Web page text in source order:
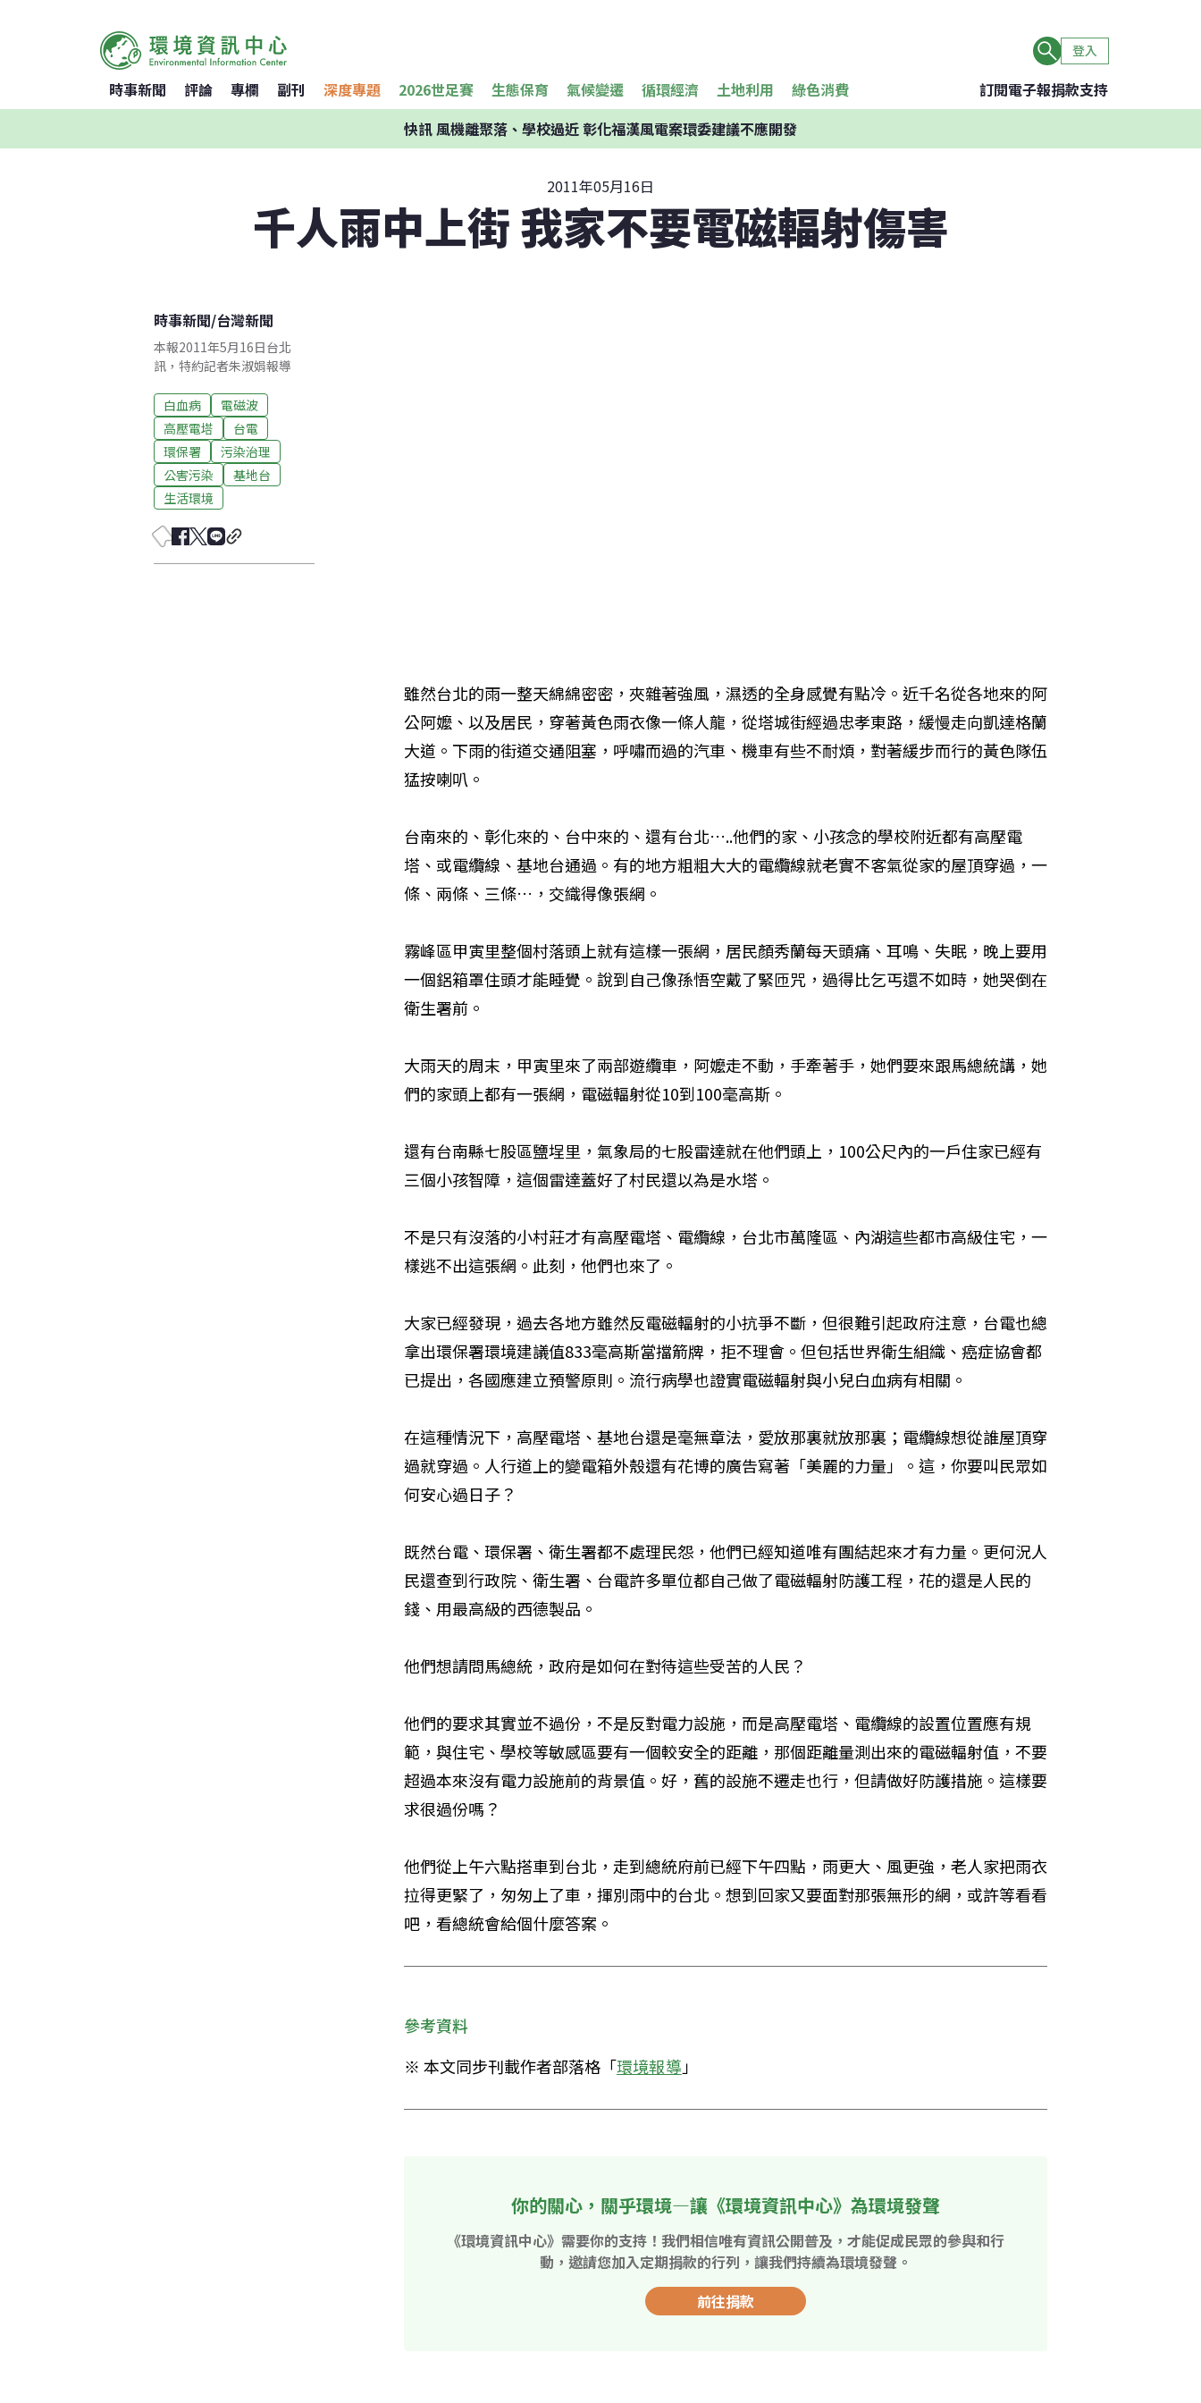
登入
時事新聞 評論 專欄 副刊 深度專題 2026世足賽 生態保育 氣候變遷 循環經濟 土地利用 綠色消費 訂閱電子報捐款支持
快訊風機離聚落、學校過近 彰化福漢風電案環委建議不應開發
2011年05月16日
千人雨中上街 我家不要電磁輻射傷害
時事新聞/台灣新聞
本報2011年5月16日台北
訊，特約記者朱淑娟報導
白血病
電磁波
高壓電塔
台電
環保署
污染治理
公害污染
基地台
生活環境
雖然台北的雨一整天綿綿密密，夾雜著強風，濕透的全身感覺有點冷。近千名從各地來的阿
公阿嬤、以及居民，穿著黃色雨衣像一條人龍，從塔城街經過忠孝東路，緩慢走向凱達格蘭
大道。下雨的街道交通阻塞，呼嘯而過的汽車、機車有些不耐煩，對著緩步而行的黃色隊伍
猛按喇叭。
台南來的、彰化來的、台中來的、還有台北…..他們的家、小孩念的學校附近都有高壓電
塔、或電纜線、基地台通過。有的地方粗粗大大的電纜線就老實不客氣從家的屋頂穿過，一
條、兩條、三條…，交織得像張網。
霧峰區甲寅里整個村落頭上就有這樣一張網，居民顏秀蘭每天頭痛、耳鳴、失眠，晚上要用
一個鋁箱罩住頭才能睡覺。說到自己像孫悟空戴了緊匝咒，過得比乞丐還不如時，她哭倒在
衛生署前。
大雨天的周末，甲寅里來了兩部遊纜車，阿嬤走不動，手牽著手，她們要來跟馬總統講，她
們的家頭上都有一張網，電磁輻射從10到100毫高斯。
還有台南縣七股區鹽埕里，氣象局的七股雷達就在他們頭上，100公尺內的一戶住家已經有
三個小孩智障，這個雷達蓋好了村民還以為是水塔。
不是只有沒落的小村莊才有高壓電塔、電纜線，台北市萬隆區、內湖這些都市高級住宅，一
樣逃不出這張網。此刻，他們也來了。
大家已經發現，過去各地方雖然反電磁輻射的小抗爭不斷，但很難引起政府注意，台電也總
拿出環保署環境建議值833毫高斯當擋箭牌，拒不理會。但包括世界衛生組織、癌症協會都
已提出，各國應建立預警原則。流行病學也證實電磁輻射與小兒白血病有相關。
在這種情況下，高壓電塔、基地台還是毫無章法，愛放那裏就放那裏；電纜線想從誰屋頂穿
過就穿過。人行道上的變電箱外殼還有花博的廣告寫著「美麗的力量」。這，你要叫民眾如
何安心過日子？
既然台電、環保署、衛生署都不處理民怨，他們已經知道唯有團結起來才有力量。更何況人
民還查到行政院、衛生署、台電許多單位都自己做了電磁輻射防護工程，花的還是人民的
錢、用最高級的西德製品。
他們想請問馬總統，政府是如何在對待這些受苦的人民？
他們的要求其實並不過份，不是反對電力設施，而是高壓電塔、電纜線的設置位置應有規
範，與住宅、學校等敏感區要有一個較安全的距離，那個距離量測出來的電磁輻射值，不要
超過本來沒有電力設施前的背景值。好，舊的設施不遷走也行，但請做好防護措施。這樣要
求很過份嗎？
他們從上午六點搭車到台北，走到總統府前已經下午四點，雨更大、風更強，老人家把雨衣
拉得更緊了，匆匆上了車，揮別雨中的台北。想到回家又要面對那張無形的網，或許等看看
吧，看總統會給個什麼答案。
參考資料
※ 本文同步刊載作者部落格「環境報導 」
你的關心，關乎環境—讓《環境資訊中心》為環境發聲
《環境資訊中心》需要你的支持！我們相信唯有資訊公開普及，才能促成民眾的參與和行
動，邀請您加入定期捐款的行列，讓我們持續為環境發聲。
前往捐款